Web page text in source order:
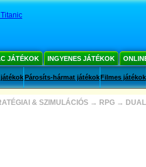
JÁTÉKOK INGYENES JÁTÉKOK
Párosíts-hármat játékokFilmes játékok
& SZIMULÁCIÓS → RPG →